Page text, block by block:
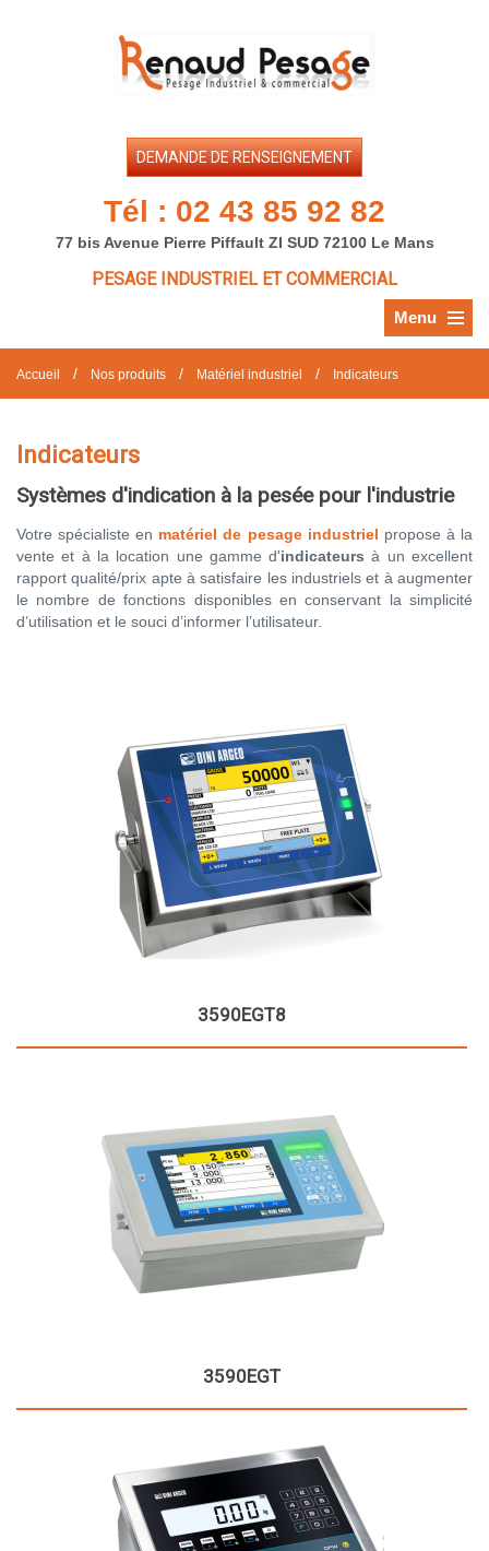
DEMANDE DE RENSEIGNEMENT
Tél : 02 43 85 92 82
77 bis Avenue Pierre Piffault ZI SUD 72100 Le Mans
PESAGE INDUSTRIEL ET COMMERCIAL
Menu
Accueil / Nos produits / Matériel industriel / Indicateurs
Indicateurs
Systèmes d'indication à la pesée pour l'industrie
Votre spécialiste en matériel de pesage industriel propose à la
vente et à la location une gamme d'indicateurs à un excellent
rapport qualité/prix apte à satisfaire les industriels et à augmenter
le nombre de fonctions disponibles en conservant la simplicité
d’utilisation et le souci d’informer l’utilisateur.
3590EGT8
3590EGT